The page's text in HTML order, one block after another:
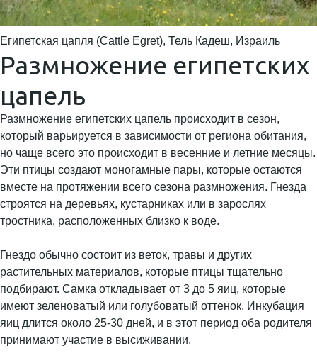
Египетская цапля (Cattle Egret), Тель Кадеш, Израиль
Размножение египетских
цапель
Размножение египетских цапель происходит в сезон,
который варьируется в зависимости от региона обитания,
но чаще всего это происходит в весенние и летние месяцы.
Эти птицы создают моногамные пары, которые остаются
вместе на протяжении всего сезона размножения. Гнезда
строятся на деревьях, кустарниках или в зарослях
тростника, расположенных близко к воде.
Гнездо обычно состоит из веток, травы и других
растительных материалов, которые птицы тщательно
подбирают. Самка откладывает от 3 до 5 яиц, которые
имеют зеленоватый или голубоватый оттенок. Инкубация
яиц длится около 25-30 дней, и в этот период оба родителя
принимают участие в высиживании.